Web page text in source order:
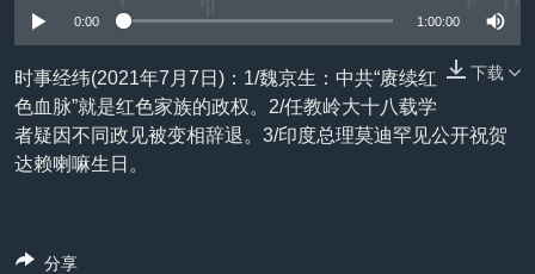
美国之音专访
重要讲话与声明
台海两岸关系
关注西藏
关注我们
其他语言网站
0:00 1:00:00
下载
时事经纬(2021年7月7日)：1/魏京生：中共“赓续红
色血脉”就是红色家族的政权。2/任教岭大十八载学
者疑因不同政见被变相辞退。3/印度总理莫迪罕见公开祝贺
达赖喇嘛生日。
分享